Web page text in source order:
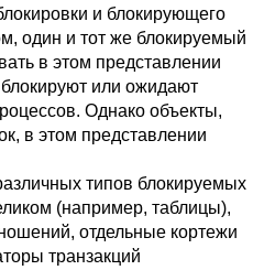
и блокирующего
один и тот же блокируемый
в этом представлении
или ожидают
Однако объекты,
в этом представлении
типов блокируемых
(например, таблицы),
отдельные кортежи
транзакций